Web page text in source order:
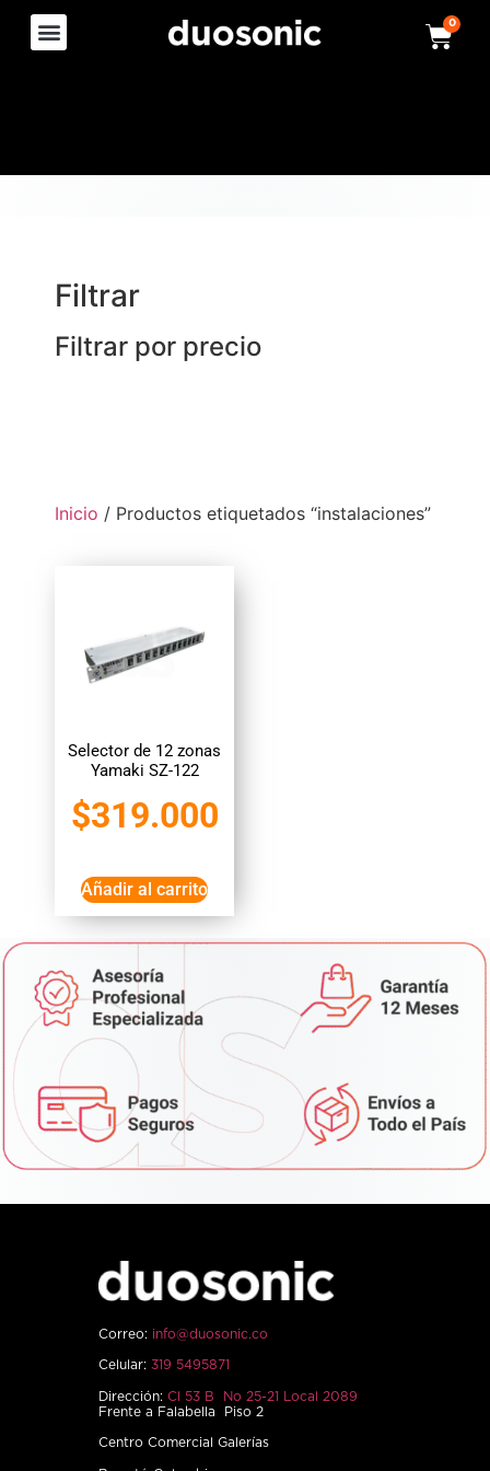
0
Filtrar
Filtrar por precio
Inicio / Productos etiquetados “instalaciones”
Selector de 12 zonas
Yamaki SZ-122
$319.000
Añadir al carrito
Correo: info@duosonic.co
Celular: 319 5495871
Dirección: Cl 53 B No 25-21 Local 2089
Frente a Falabella Piso 2
Centro Comercial Galerías